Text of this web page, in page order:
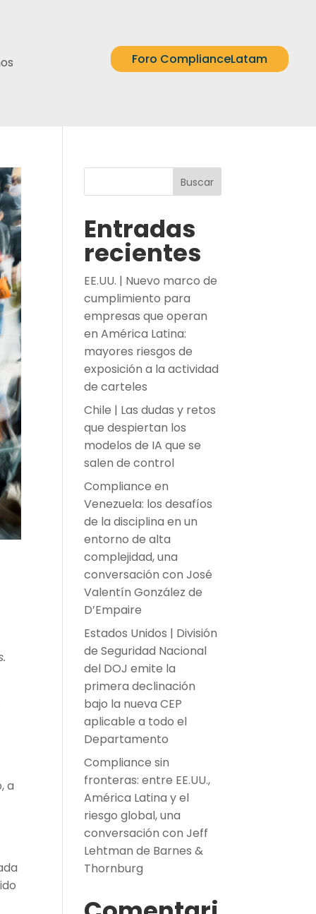
Foro ComplianceLatam
a
Buscar
Entradas
recientes
EE.UU. | Nuevo marco de
cumplimiento para
empresas que operan
en América Latina:
mayores riesgos de
exposición a la actividad
de carteles
Chile | Las dudas y retos
que despiertan los
modelos de IA que se
salen de control
Compliance en
Venezuela: los desafíos
de la disciplina en un
entorno de alta
complejidad, una
conversación con José
Valentín González de
D’Empaire
Estados Unidos | División
de Seguridad Nacional
del DOJ emite la
primera declinación
bajo la nueva CEP
aplicable a todo el
Departamento
Compliance sin
fronteras: entre EE.UU.,
América Latina y el
riesgo global, una
conversación con Jeff
Lehtman de Barnes &
Thornburg